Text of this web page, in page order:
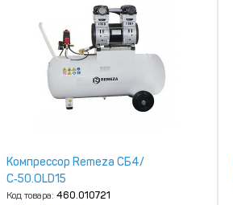
Компрессор Remeza СБ4/
С‑50.OLD15
Код товара: 460.010721